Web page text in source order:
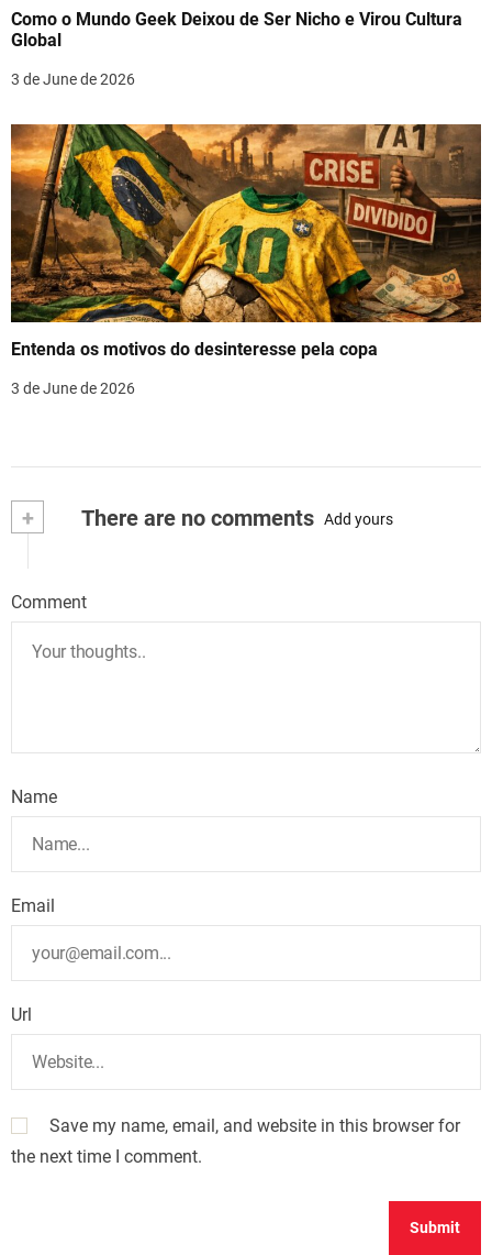
Como o Mundo Geek Deixou de Ser Nicho e Virou Cultura
Global
3 de June de 2026
Entenda os motivos do desinteresse pela copa
3 de June de 2026
+ There are no comments Add yours
Comment
Name
Email
Url
Save my name, email, and website in this browser for
the next time I comment.